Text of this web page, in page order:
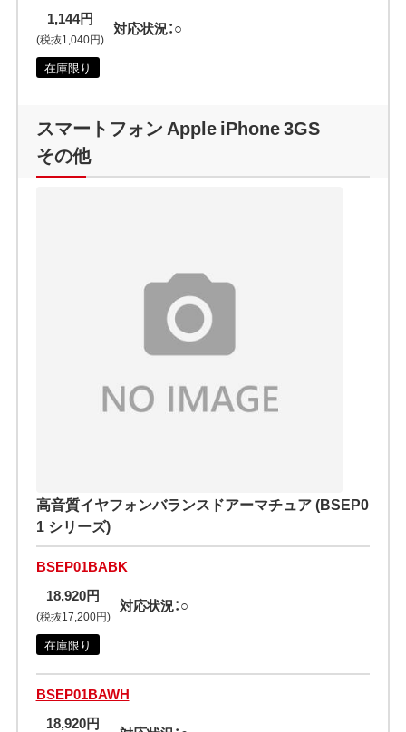
1,144円
(税抜1,040円)
対応状況：○
在庫限り
スマートフォン Apple iPhone 3GS
その他
高音質イヤフォンバランスドアーマチュア (BSEP0
1 シリーズ)
BSEP01BABK
18,920円
(税抜17,200円)
対応状況：○
在庫限り
BSEP01BAWH
18,920円